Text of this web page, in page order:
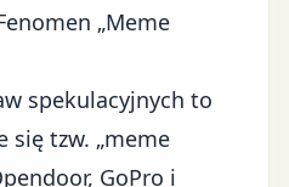
„Meme
spekulacyjnych to
się tzw. „meme
GoPro i